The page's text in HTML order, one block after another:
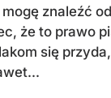
znaleźć
że to prawo
się